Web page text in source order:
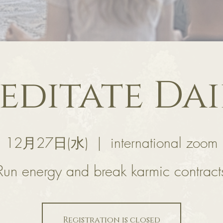
12月27日(水)
  |
international zoom
energy and break karmic
Registration is closed